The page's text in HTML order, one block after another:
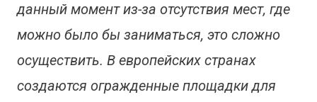
данный момент из-за отсутствия мест, где
можно было бы заниматься, это сложно
осуществить. В европейских странах
создаются огражденные площадки для